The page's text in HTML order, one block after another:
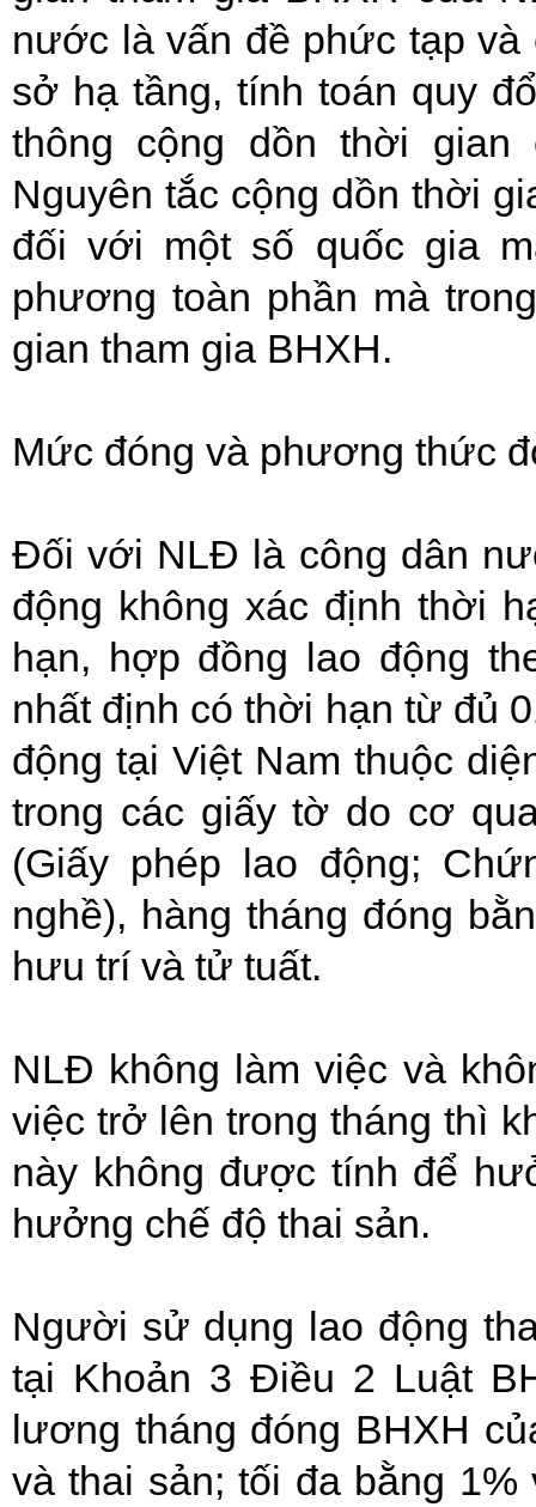
nước là vấn đề phức tạp
sở hạ tầng, tính toán quy
thông cộng dồn thời
Nguyên tắc cộng dồn thời
đối với một số quốc gia
phương toàn phần mà
gian tham gia BHXH.
Mức đóng và phương thức
Đối với NLĐ là công dân
động không xác định thời
hạn, hợp đồng lao động
nhất định có thời hạn từ đủ
động tại Việt Nam thuộc
trong các giấy tờ do cơ
(Giấy phép lao động;
nghề), hàng tháng đóng
hưu trí và tử tuất.
NLĐ không làm việc và
việc trở lên trong tháng thì
này không được tính để
hưởng chế độ thai sản.
Người sử dụng lao động
tại Khoản 3 Điều 2 Luật
lương tháng đóng BHXH
và thai sản; tối đa bằng